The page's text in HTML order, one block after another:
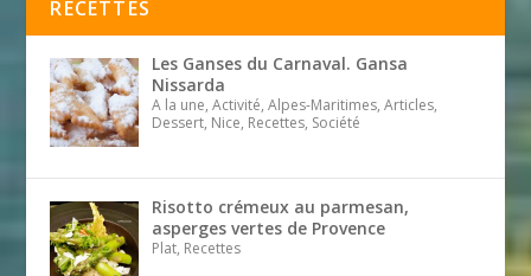
RECETTES
Les Ganses du Carnaval. Gansa
Nissarda
A la une, Activité, Alpes-Maritimes, Articles,
Dessert, Nice, Recettes, Société
Risotto crémeux au parmesan,
asperges vertes de Provence
Plat, Recettes